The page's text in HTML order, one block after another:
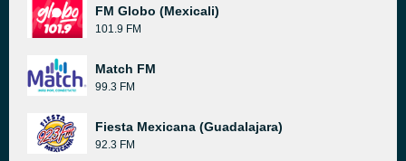
FM Globo (Mexicali)
101.9 FM
Match FM
99.3 FM
Fiesta Mexicana (Guadalajara)
92.3 FM